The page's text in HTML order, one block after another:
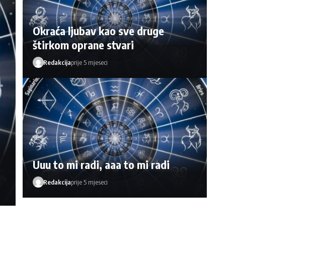
Okraća ljubav kao sve druge
štirkom oprane stvari
Redakcijaprije 5 mjeseci
Uuu to mi radi, aaa to mi radi
Redakcijaprije 5 mjeseci